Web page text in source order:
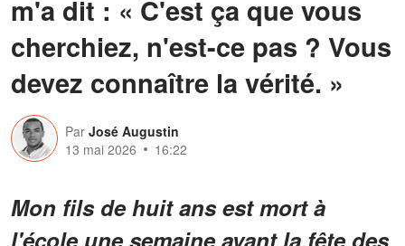
m'a dit : « C'est ça que vous
cherchiez, n'est-ce pas ? Vous
devez connaître la vérité. »
Par José Augustin
13 mai 2026
16:22
Mon fils de huit ans est mort à
l'école une semaine avant la fête des